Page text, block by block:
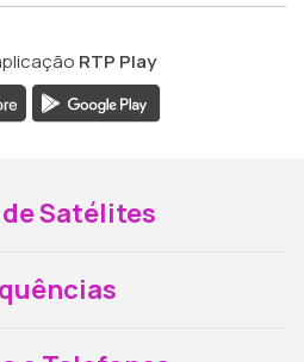
RTP Play
de Satélites